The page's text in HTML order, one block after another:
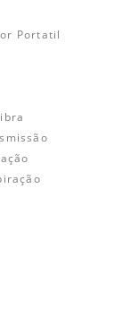
Portatil